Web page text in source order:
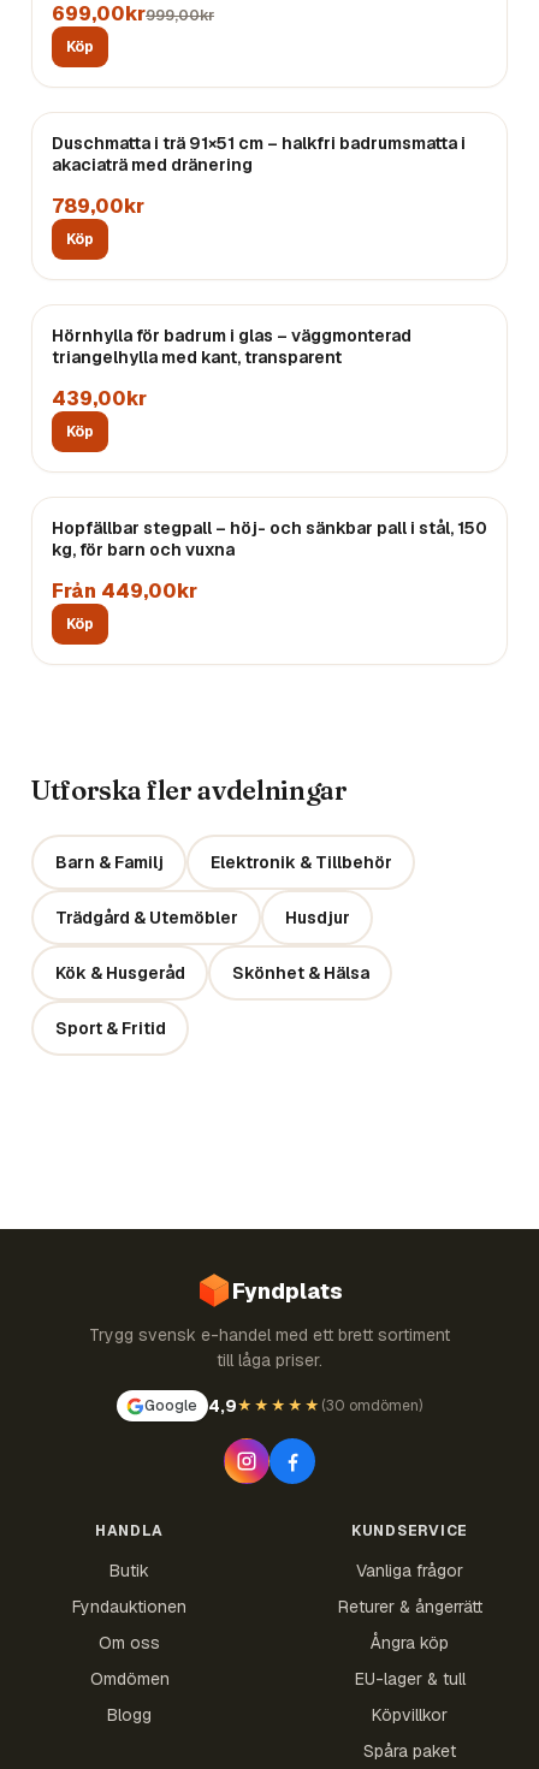
699,00kr999,00kr
Köp
Duschmatta i trä 91×51 cm – halkfri badrumsmatta i
akaciaträ med dränering
789,00kr
Köp
Hörnhylla för badrum i glas – väggmonterad
triangelhylla med kant, transparent
439,00kr
Köp
Hopfällbar stegpall – höj- och sänkbar pall i stål, 150
kg, för barn och vuxna
Från 449,00kr
Köp
Utforska fler avdelningar
Barn & Familj Elektronik & Tillbehör
Trädgård & Utemöbler Husdjur
Kök & Husgeråd Skönhet & Hälsa
Sport & Fritid
Fyndplats
Trygg svensk e-handel med ett brett sortiment
till låga priser.
Google 4,9★★★★★ (30 omdömen)
HANDLA
Butik
Fyndauktionen
Om oss
Omdömen
Blogg
KUNDSERVICE
Vanliga frågor
Returer & ångerrätt
Ångra köp
EU-lager & tull
Köpvillkor
Spåra paket